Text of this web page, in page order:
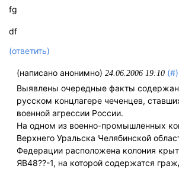
fg
df
(ответить)
(написано анонимно) 24.06.2006 19:10 (#)
Выявлены очередные факты
русском концлагере чеченцев,
военной агрессии России.
На одном из военно-промышленных
Верхнего Уральска Челябинской
Федерации расположена колония
ЯВ48??-1, на которой содержатся